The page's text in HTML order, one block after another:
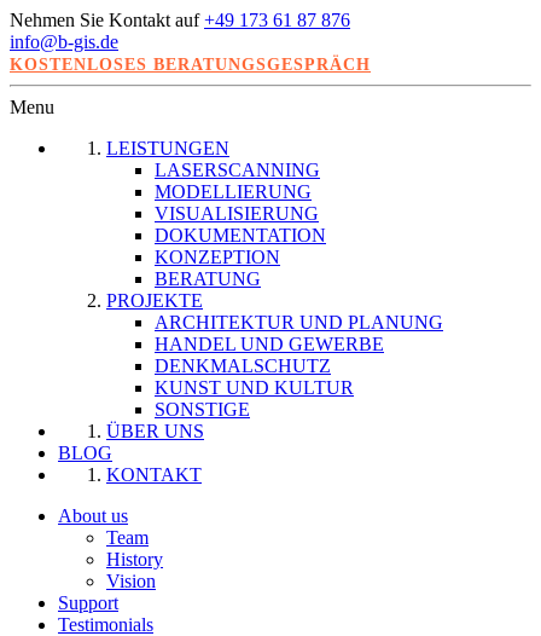
Nehmen Sie Kontakt auf+49 173 61 87 876
info@b-gis.de
KOSTENLOSES BERATUNGSGESPRÄCH
Menu
LEISTUNGEN
LASERSCANNING
MODELLIERUNG
VISUALISIERUNG
DOKUMENTATION
KONZEPTION
BERATUNG
PROJEKTE
ARCHITEKTUR UND PLANUNG
HANDEL UND GEWERBE
DENKMALSCHUTZ
KUNST UND KULTUR
SONSTIGE
ÜBER UNS
BLOG
KONTAKT
About us
Team
History
Vision
Support
Testimonials